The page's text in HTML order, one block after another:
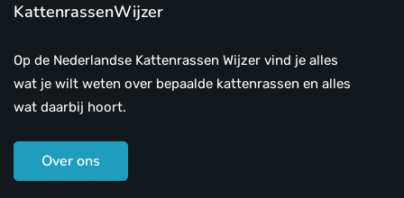
KattenrassenWijzer
Op de Nederlandse Kattenrassen Wijzer vind je alles
wat je wilt weten over bepaalde kattenrassen en alles
wat daarbij hoort.
Over ons